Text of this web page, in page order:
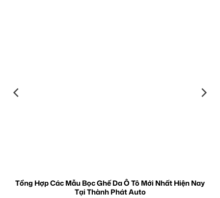
Tổng Hợp Các Mẫu Bọc Ghế Da Ô Tô Mới Nhất Hiện Nay
Tại Thành Phát Auto